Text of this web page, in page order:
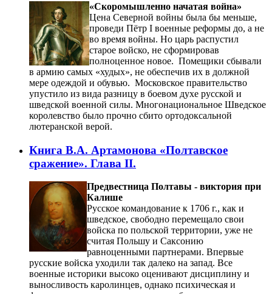
«Скоромышленно начатая война»
Цена Северной войны была бы меньше,
проведи Пётр I военные реформы до, а не
во время войны. Но царь распустил
старое войско, не сформировав
полноценное новое. Помещики сбывали
в армию самых «худых», не обеспечив их в должной
мере одеждой и обувью. Московское правительство
упустило из вида разницу в боевом духе русской и
шведской военной силы. Многонациональное Шведское
королевство было прочно сбито ортодоксальной
лютеранской верой.
Книга В.А. Артамонова «Полтавское
сражение». Глава II.
Предвестница Полтавы - виктория при
Калише
Русское командование к 1706 г., как и
шведское, свободно перемещало свои
войска по польской территории, уже не
считая Польшу и Саксонию
равноценными партнерами. Впервые
русские войска уходили так далеко на запад. Все
военные историки высоко оценивают дисциплину и
выносливость каролинцев, однако психическая и